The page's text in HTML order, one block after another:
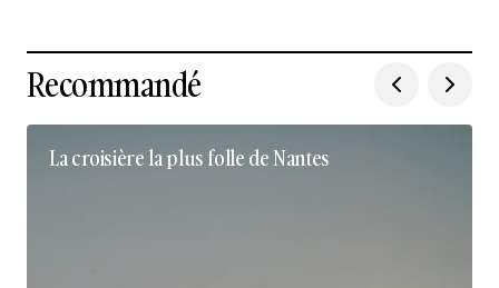
Recommandé
La croisière la plus folle de Nantes